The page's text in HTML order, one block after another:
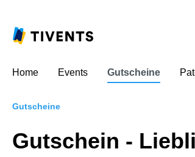
Home Events Gutscheine
Gutscheine
Gutschein -